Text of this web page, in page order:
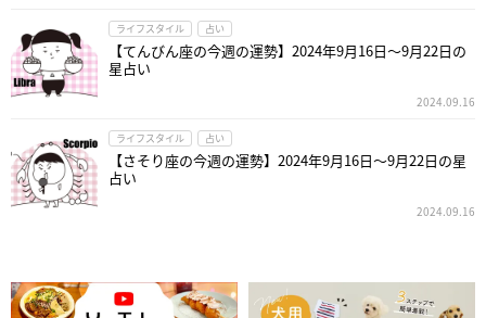
ライフスタイル 占い
【てんびん座の今週の運勢】2024年9月16日～9月22日の
星占い
2024.09.16
ライフスタイル 占い
【さそり座の今週の運勢】2024年9月16日～9月22日の星
占い
2024.09.16